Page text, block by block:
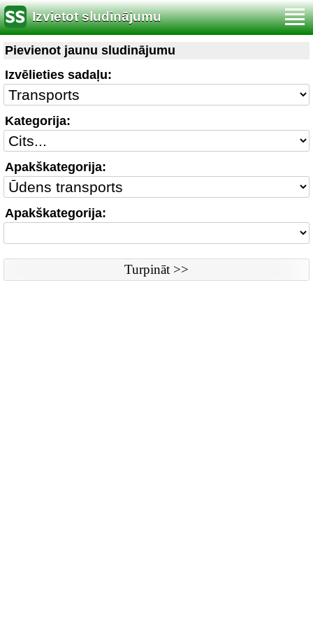
Izvietot sludinājumu
Pievienot jaunu sludinājumu
Izvēlieties sadaļu:
Kategorija:
Apakškategorija:
Apakškategorija:
Noteikumi |Saikne ar redaktoru |Www versija